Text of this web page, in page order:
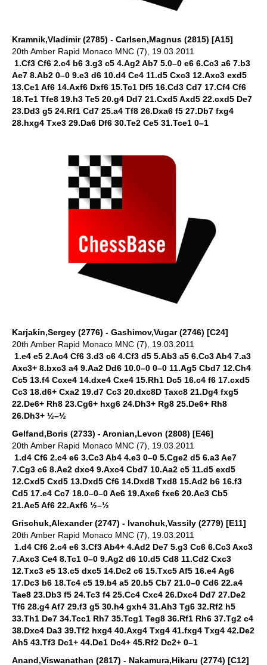
Kramnik,Vladimir (2785) - Carlsen,Magnus (2815) [A15]
20th Amber Rapid Monaco MNC (7), 19.03.2011
1.Cf3 Cf6 2.c4 b6 3.g3 c5 4.Ag2 Ab7 5.0–0 e6 6.Cc3 a6 7.b3
Ae7 8.Ab2 0–0 9.e3 d6 10.d4 Ce4 11.d5 Cxc3 12.Axc3 exd5
13.Ce1 Af6 14.Axf6 Dxf6 15.Tc1 Df5 16.Cd3 Cd7 17.Cf4 Cf6
18.Te1 Tfe8 19.h3 Te5 20.g4 Dd7 21.Cxd5 Axd5 22.cxd5 De7
23.Dd3 g5 24.Rf1 Cd7 25.a4 Tf8 26.Dxa6 f5 27.Db7 fxg4
28.hxg4 Txe3 29.Da6 Df6 30.Te2 Ce5 31.Tce1 0–1
Karjakin,Sergey (2776) - Gashimov,Vugar (2746) [C24]
20th Amber Rapid Monaco MNC (7), 19.03.2011
1.e4 e5 2.Ac4 Cf6 3.d3 c6 4.Cf3 d5 5.Ab3 a5 6.Cc3 Ab4 7.a3
Axc3+ 8.bxc3 a4 9.Aa2 Dd6 10.0–0 0–0 11.Ag5 Cbd7 12.Ch4
Cc5 13.f4 Ccxe4 14.dxe4 Cxe4 15.Rh1 Dc5 16.c4 f6 17.cxd5
Cc3 18.d6+ Cxa2 19.d7 Cc3 20.dxc8D Taxc8 21.Dg4 fxg5
22.De6+ Rh8 23.Cg6+ hxg6 24.Dh3+ Rg8 25.De6+ Rh8
26.Dh3+ ½–½
Gelfand,Boris (2733) - Aronian,Levon (2808) [E46]
20th Amber Rapid Monaco MNC (7), 19.03.2011
1.d4 Cf6 2.c4 e6 3.Cc3 Ab4 4.e3 0–0 5.Cge2 d5 6.a3 Ae7
7.Cg3 c6 8.Ae2 dxc4 9.Axc4 Cbd7 10.Aa2 c5 11.d5 exd5
12.Cxd5 Cxd5 13.Dxd5 Cf6 14.Dxd8 Txd8 15.Ad2 b6 16.f3
Cd5 17.e4 Cc7 18.0–0–0 Ae6 19.Axe6 fxe6 20.Ac3 Cb5
21.Ae5 Af6 22.Axf6 ½–½
Grischuk,Alexander (2747) - Ivanchuk,Vassily (2779) [E11]
20th Amber Rapid Monaco MNC (7), 19.03.2011
1.d4 Cf6 2.c4 e6 3.Cf3 Ab4+ 4.Ad2 De7 5.g3 Cc6 6.Cc3 Axc3
7.Axc3 Ce4 8.Tc1 0–0 9.Ag2 d6 10.d5 Cd8 11.Cd2 Cxc3
12.Txc3 e5 13.c5 dxc5 14.Dc2 c6 15.Txc5 Af5 16.e4 Ag6
17.Dc3 b6 18.Tc4 c5 19.b4 a5 20.b5 Cb7 21.0–0 Cd6 22.a4
Tae8 23.Db3 f5 24.Tc3 f4 25.Cc4 Cxc4 26.Dxc4 Dd7 27.De2
Tf6 28.g4 Af7 29.f3 g5 30.h4 gxh4 31.Ah3 Tg6 32.Rf2 h5
33.Th1 De7 34.Tcc1 Rh7 35.Tcg1 Teg8 36.Rf1 Rh6 37.Tg2 c4
38.Dxc4 Da3 39.Tf2 hxg4 40.Axg4 Txg4 41.fxg4 Txg4 42.De2
Ah5 43.Tf3 Dc1+ 44.De1 Dc4+ 45.Rf2 Dc2+ 0–1
Anand,Viswanathan (2817) - Nakamura,Hikaru (2774) [C12]